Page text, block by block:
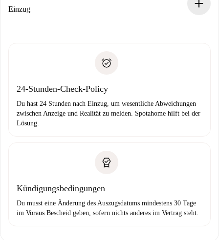
Wenn der Vermieter ablehnen muss, entstehen keine
Einzug
24-Stunden-Check-Policy
Du hast 24 Stunden nach Einzug, um wesentliche Abweichungen
zwischen Anzeige und Realität zu melden. Spotahome hilft bei der
Lösung.
Kündigungsbedingungen
Du musst eine Änderung des Auszugsdatums mindestens 30 Tage
im Voraus Bescheid geben, sofern nichts anderes im Vertrag steht.